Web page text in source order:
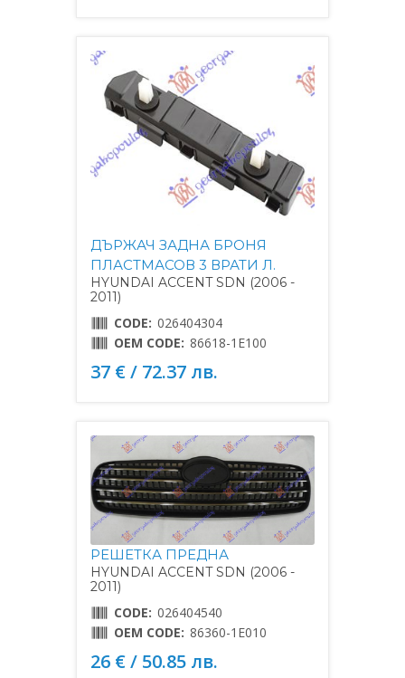
ДЪРЖАЧ ЗАДНА БРОНЯ
ПЛАСТМАСОВ 3 ВРАТИ Л.
HYUNDAI ACCENT SDN (2006 -
2011)
CODE: 026404304
OEM CODE: 86618-1E100
37 € / 72.37 лв.
РЕШЕТКА ПРЕДНА
HYUNDAI ACCENT SDN (2006 -
2011)
CODE: 026404540
OEM CODE: 86360-1E010
26 € / 50.85 лв.